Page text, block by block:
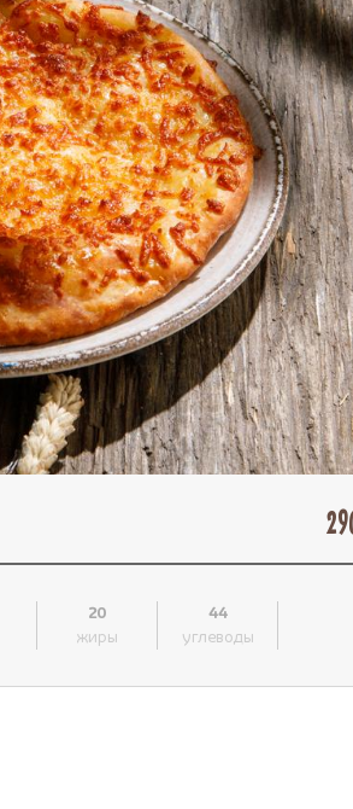
20
жиры
44
углеводы